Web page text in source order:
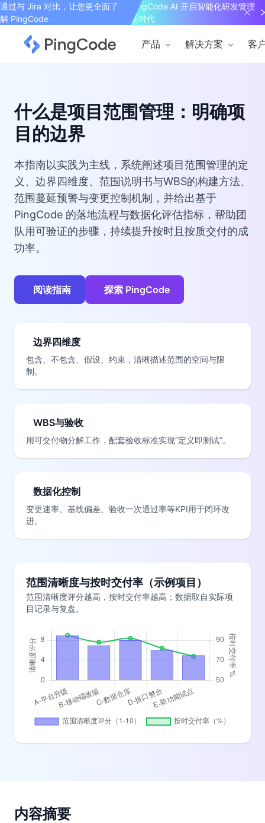
通过与 Jira 对比，让您更全面了
解 PingCode
PingCode AI 开启智能化研发管理
新时代
产品 解决方案 客
什么是项目范围管理：明确项
目的边界
本指南以实践为主线，系统阐述项目范围管理的定
义、边界四维度、范围说明书与WBS的构建方法、
范围蔓延预警与变更控制机制，并给出基于
PingCode 的落地流程与数据化评估指标，帮助团
队用可验证的步骤，持续提升按时且按质交付的成
功率。
阅读指南 探索 PingCode
边界四维度
包含、不包含、假设、约束，清晰描述范围的空间与限
制。
WBS与验收
用可交付物分解工作，配套验收标准实现“定义即测试”。
数据化控制
变更速率、基线偏差、验收一次通过率等KPI用于闭环改
进。
范围清晰度与按时交付率（示例项目）
范围清晰度评分越高，按时交付率越高；数据取自实际项
目记录与复盘。
内容摘要